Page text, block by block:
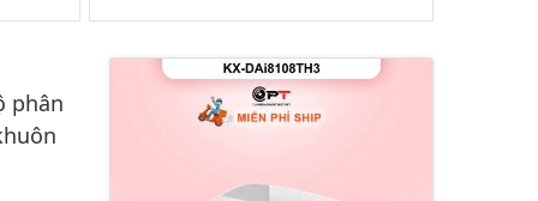
phân